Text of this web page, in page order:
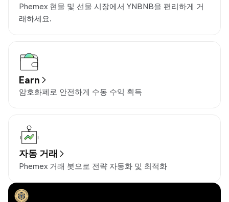
Phemex 현물 및 선물 시장에서 YNBNB을 편리하게 거
래하세요.
Earn
암호화폐로 안전하게 수동 수익 획득
자동 거래
Phemex 거래 봇으로 전략 자동화 및 최적화